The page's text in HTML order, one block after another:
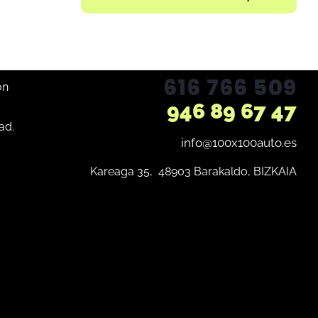
616 766 509
946 89 67 47
info@100x100auto.es
Kareaga 35,  48903 Barakaldo, BIZKAIA